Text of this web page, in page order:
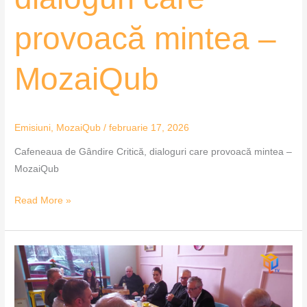
provoacă mintea –
MozaiQub
Emisiuni MozaiQub /februarie 17, 2026
Cafeneaua de Gândire Critică, dialoguri care provoacă mintea –
MozaiQub
Read More »
QubTv
te
provoacă
la